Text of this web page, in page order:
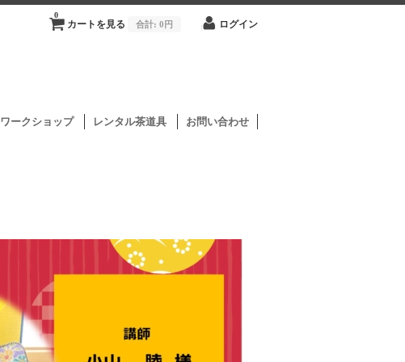
カートを見る
0
合計: 0円 ログイン
ワークショップ レンタル茶道具 お問い合わせ